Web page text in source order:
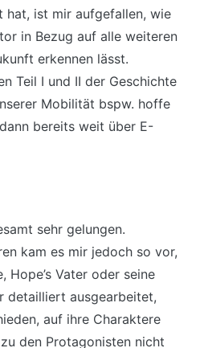
hat, ist mir aufgefallen, wie
in Bezug auf alle weiteren
erkennen lässt.
Teil I und II der Geschichte
Mobilität bspw. hoffe
bereits weit über E-
sehr gelungen.
kam es mir jedoch so vor,
Hope’s Vater oder seine
detailliert ausgearbeitet,
auf ihre Charaktere
den Protagonisten nicht